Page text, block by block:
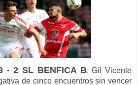
- 2 SL BENFICA B. Gil Vicente
de cinco encuentros sin vencer